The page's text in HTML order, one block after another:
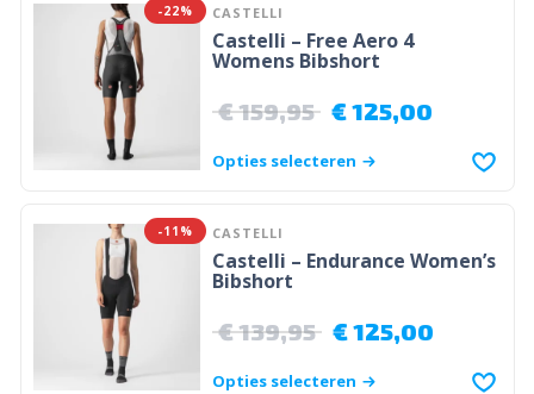
-22% CASTELLI
Castelli – Free Aero 4
Womens Bibshort
€159,95 €125,00
Opties selecteren
-11% CASTELLI
Castelli – Endurance Women’s
Bibshort
€139,95 €125,00
Opties selecteren